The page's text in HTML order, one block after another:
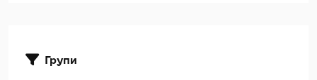
Групи